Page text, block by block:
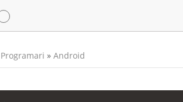
Programari » Android